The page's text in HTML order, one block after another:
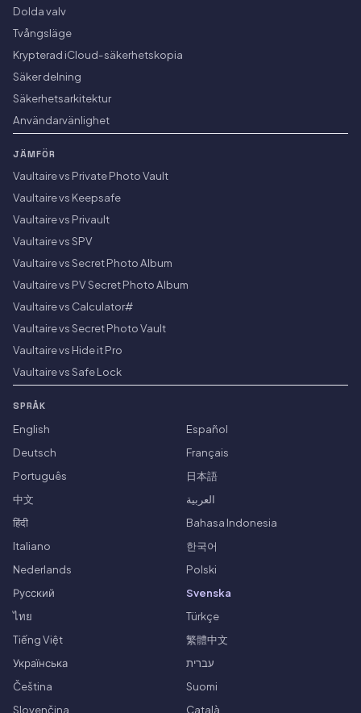
Dolda valv
Tvångsläge
Krypterad iCloud-säkerhetskopia
Säker delning
Säkerhetsarkitektur
Användarvänlighet
JÄMFÖR
Vaultaire vs Private Photo Vault
Vaultaire vs Keepsafe
Vaultaire vs Privault
Vaultaire vs SPV
Vaultaire vs Secret Photo Album
Vaultaire vs PV Secret Photo Album
Vaultaire vs Calculator#
Vaultaire vs Secret Photo Vault
Vaultaire vs Hide it Pro
Vaultaire vs Safe Lock
SPRÅK
English
Español
Deutsch
Français
Português
日本語
中文
العربية
हिंदी
Bahasa Indonesia
Italiano
한국어
Nederlands
Polski
Русский
Svenska
ไทย
Türkçe
Tiếng Việt
繁體中文
Українська
עברית
Čeština
Suomi
Slovenčina
Català